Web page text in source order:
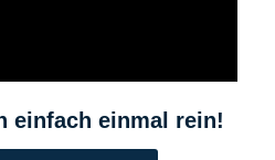
einfach einmal rein!